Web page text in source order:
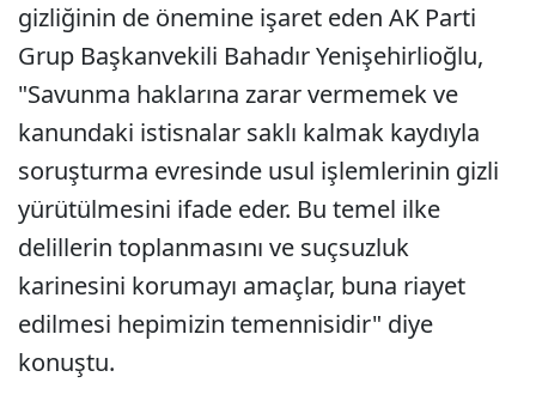
gizliğinin de önemine işaret eden AK Parti
Grup Başkanvekili Bahadır Yenişehirlioğlu,
"Savunma haklarına zarar vermemek ve
kanundaki istisnalar saklı kalmak kaydıyla
soruşturma evresinde usul işlemlerinin gizli
yürütülmesini ifade eder. Bu temel ilke
delillerin toplanmasını ve suçsuzluk
karinesini korumayı amaçlar, buna riayet
edilmesi hepimizin temennisidir" diye
konuştu.